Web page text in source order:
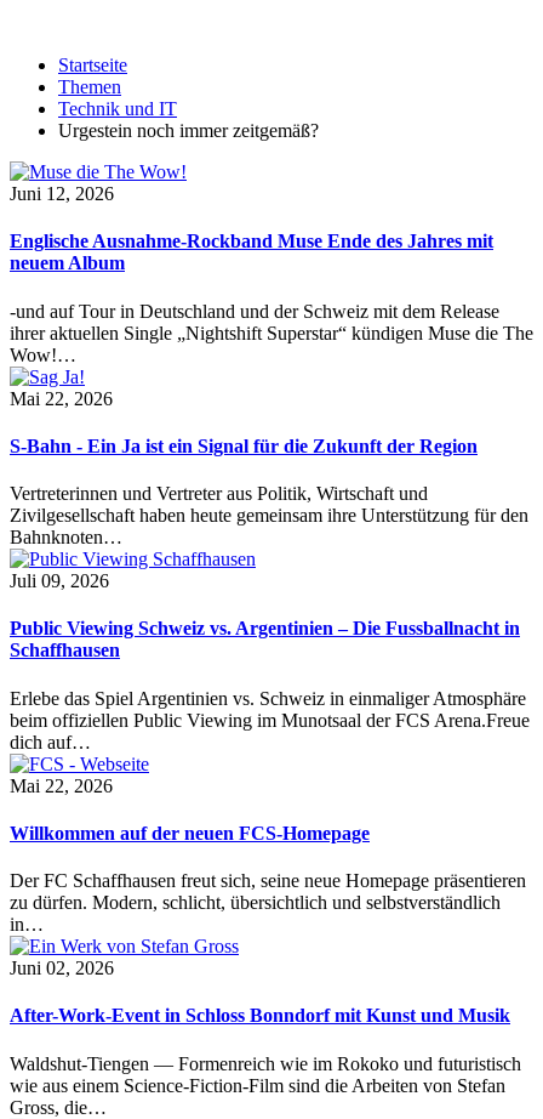
Startseite
Themen
Technik und IT
Urgestein noch immer zeitgemäß?
Juni 12, 2026
Englische Ausnahme-Rockband Muse Ende des Jahres mit
neuem Album
-und auf Tour in Deutschland und der Schweiz mit dem Release
ihrer aktuellen Single „Nightshift Superstar“ kündigen Muse die The
Wow!…
Mai 22, 2026
S-Bahn - Ein Ja ist ein Signal für die Zukunft der Region
Vertreterinnen und Vertreter aus Politik, Wirtschaft und
Zivilgesellschaft haben heute gemeinsam ihre Unterstützung für den
Bahnknoten…
Juli 09, 2026
Public Viewing Schweiz vs. Argentinien – Die Fussballnacht in
Schaffhausen
Erlebe das Spiel Argentinien vs. Schweiz in einmaliger Atmosphäre
beim offiziellen Public Viewing im Munotsaal der FCS Arena.Freue
dich auf…
Mai 22, 2026
Willkommen auf der neuen FCS-Homepage
Der FC Schaffhausen freut sich, seine neue Homepage präsentieren
zu dürfen. Modern, schlicht, übersichtlich und selbstverständlich
in…
Juni 02, 2026
After-Work-Event in Schloss Bonndorf mit Kunst und Musik
Waldshut-Tiengen — Formenreich wie im Rokoko und futuristisch
wie aus einem Science-Fiction-Film sind die Arbeiten von Stefan
Gross, die…